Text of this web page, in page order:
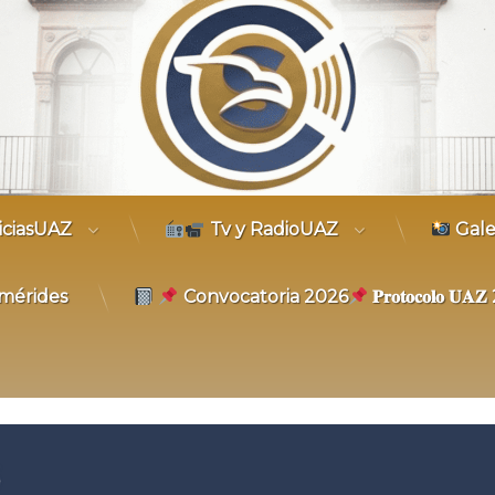
Tv y RadioUAZ
Convocatoria 2026 𝐏𝐫𝐨𝐭𝐨𝐜𝐨𝐥𝐨